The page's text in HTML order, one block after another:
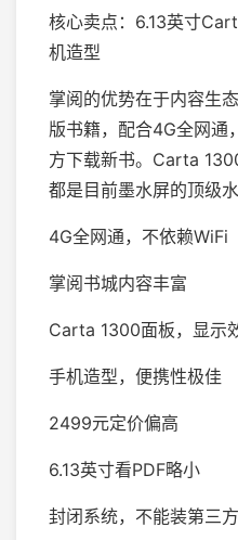
核心卖点：6.13英寸
机造型
掌阅的优势在于内容生
版书籍，配合4G全网通
方下载新书。Carta
都是目前墨水屏的顶级水
4G全网通，不依赖WiFi
掌阅书城内容丰富
Carta 1300面板，显示
手机造型，便携性极佳
2499元定价偏高
6.13英寸看PDF略小
封闭系统，不能装第三